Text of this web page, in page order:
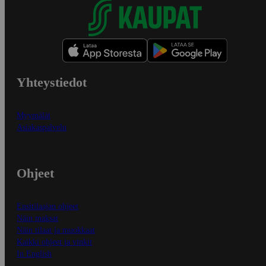
Yhteystiedot
Myymälät
Asiakaspalvelu
Ohjeet
Ensitilaajan ohjeet
Näin maksat
Näin tilaat ja muokkaat
Kaikki ohjeet ja vinkit
In English